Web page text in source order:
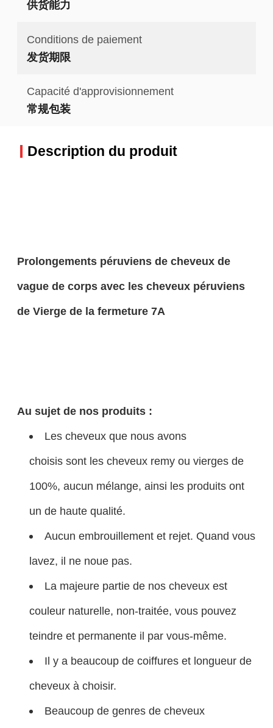
供货能力
Conditions de paiement
发货期限
Capacité d'approvisionnement
常规包装
Description du produit
Prolongements péruviens de cheveux de
vague de corps avec les cheveux péruviens
de Vierge de la fermeture 7A
Au sujet de nos produits :
Les cheveux que nous avons
choisis sont les cheveux remy ou vierges de
100%, aucun mélange, ainsi les produits ont
un de haute qualité.
Aucun embrouillement et rejet. Quand vous
lavez, il ne noue pas.
La majeure partie de nos cheveux est
couleur naturelle, non-traitée, vous pouvez
teindre et permanente il par vous-même.
Il y a beaucoup de coiffures et longueur de
cheveux à choisir.
Beaucoup de genres de cheveux